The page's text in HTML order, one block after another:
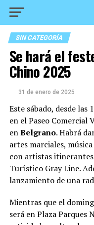
SIN CATEGORÍA
Se hará el
Chino 2025
31 de enero de 2025
Este sábado, desde las
en el Paseo Comercial
enBelgrano. Habrá
artes marciales,
con artistas
Turístico Gray Line.
lanzamiento de una
Mientras que el
será en Plaza Parques